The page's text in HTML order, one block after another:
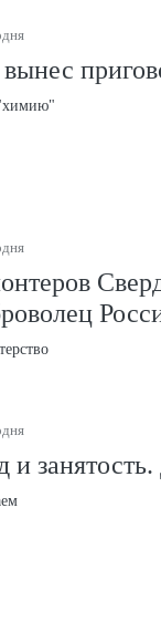
и